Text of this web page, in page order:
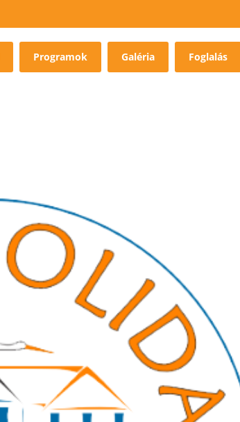
Programok Galéria Foglalás